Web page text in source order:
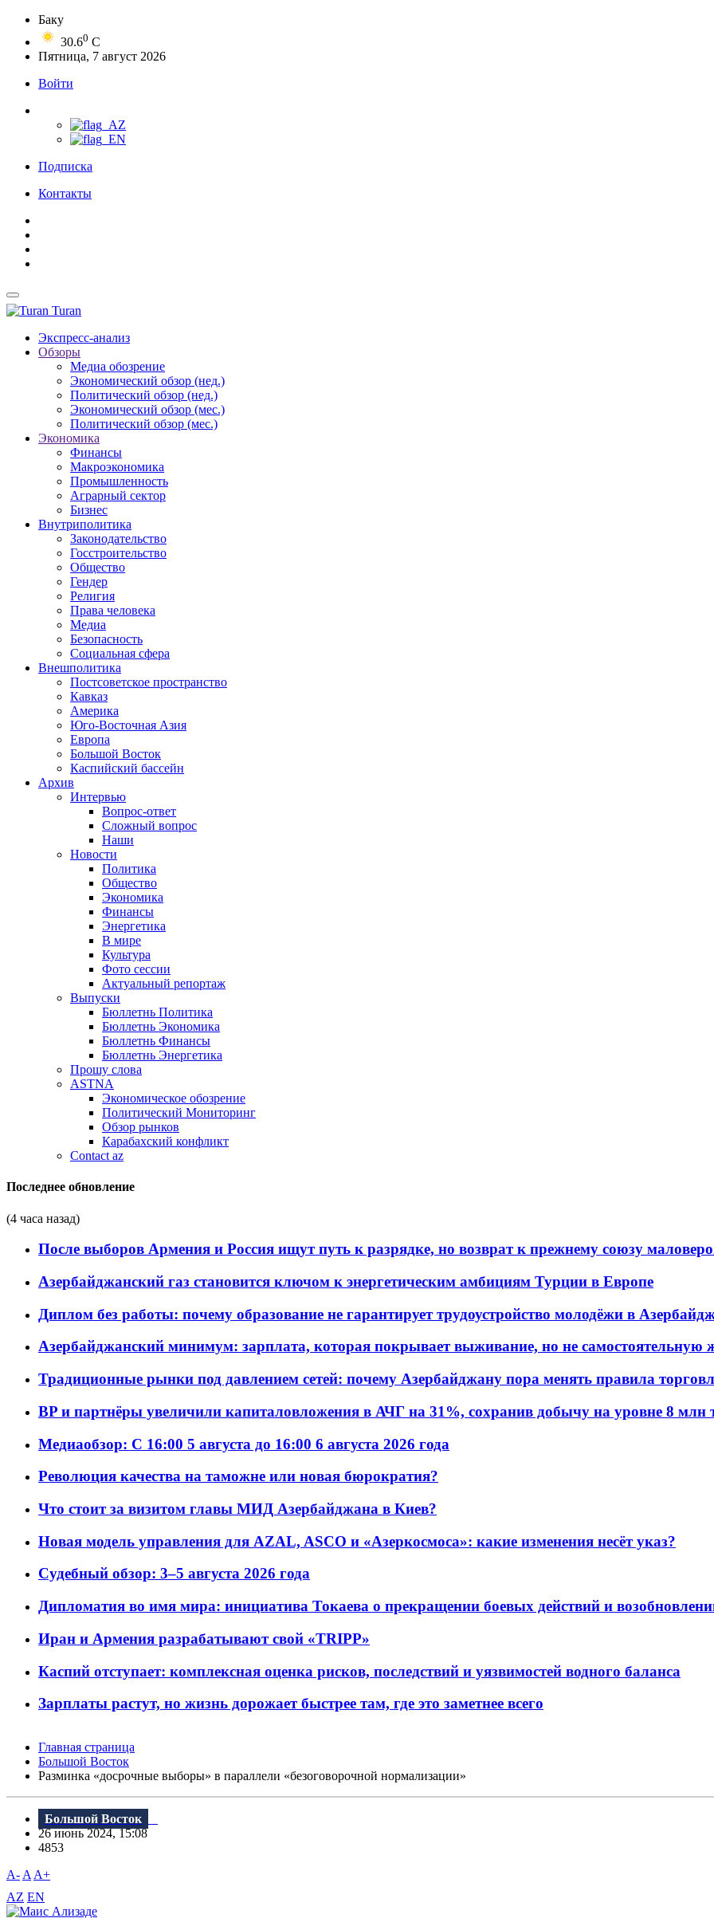
Баку
30.60 C
Пятница, 7 август 2026
Войти
Подписка
Контакты
Turan
Экспресс-анализ
Обзоры
Медиа обозрение
Экономический обзор (нед.)
Политический обзор (нед.)
Экономический обзор (мес.)
Политический обзор (мес.)
Экономика
Финансы
Макроэкономика
Промышленность
Аграрный сектор
Бизнес
Внутриполитика
Законодательство
Госстроительство
Общество
Гендер
Религия
Права человека
Медиа
Безопасность
Социальная сфера
Внешполитика
Постсоветское пространство
Кавказ
Америка
Юго-Восточная Азия
Европа
Большой Восток
Каспийский бассейн
Архив
Интервью
Вопрос-ответ
Сложный вопрос
Наши
Новости
Политика
Общество
Экономика
Финансы
Энергетика
В мире
Культура
Фото сессии
Актуальный репортаж
Выпуски
Бюллетнь Политика
Бюллетнь Экономика
Бюллетнь Финансы
Бюллетнь Энергетика
Прошу слова
ASTNA
Экономическое обозрение
Политический Мониторинг
Обзор рынков
Карабахский конфликт
Contact az
Последнее обновление
(4 часа назад)
После выборов Армения и Россия ищут путь к разрядке, но возврат к прежнему союзу
Азербайджанский газ становится ключом к энергетическим амбициям Турции в Европе
Диплом без работы: почему образование не гарантирует трудоустройство молодёжи в
Азербайджанский минимум: зарплата, которая покрывает выживание, но не самостоятельную
Традиционные рынки под давлением сетей: почему Азербайджану пора менять правила
BP и партнёры увеличили капиталовложения в АЧГ на 31%, сохранив добычу на уровне 8 млн
Медиаобзор: С 16:00 5 августа до 16:00 6 августа 2026 года
Революция качества на таможне или новая бюрократия?
Что стоит за визитом главы МИД Азербайджана в Киев?
Новая модель управления для AZAL, ASCO и «Азеркосмоса»: какие изменения несёт указ?
Судебный обзор: 3–5 августа 2026 года
Дипломатия во имя мира: инициатива Токаева о прекращении боевых действий и
Иран и Армения разрабатывают свой «TRIPP»
Каспий отступает: комплексная оценка рисков, последствий и уязвимостей водного баланса
Зарплаты растут, но жизнь дорожает быстрее там, где это заметнее всего
Главная страница
Большой Восток
Разминка «досрочные выборы» в параллели «безоговорочной нормализации»
Большой Восток
26 июнь 2024, 15:08
4853
A- A A+
AZ EN